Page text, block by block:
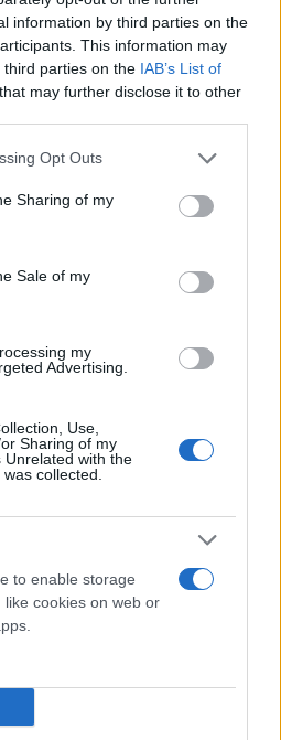
information by third parties on the
This information may
parties on the IAB’s List of
that may further disclose it to other
app uses one or more Google
behaviour. You may click to
and its third-party tags to
purposes in below Google
Opt Outs
Sharing of my
Sale of my
my
Advertising.
Use,
Sharing of my
Unrelated with the
collected.
to enable storage
cookies on web or